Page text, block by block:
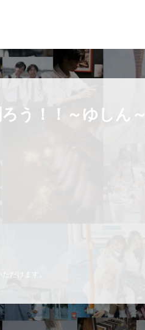
もうすぐ公開されます
う！！～ゆしん～
だけます。